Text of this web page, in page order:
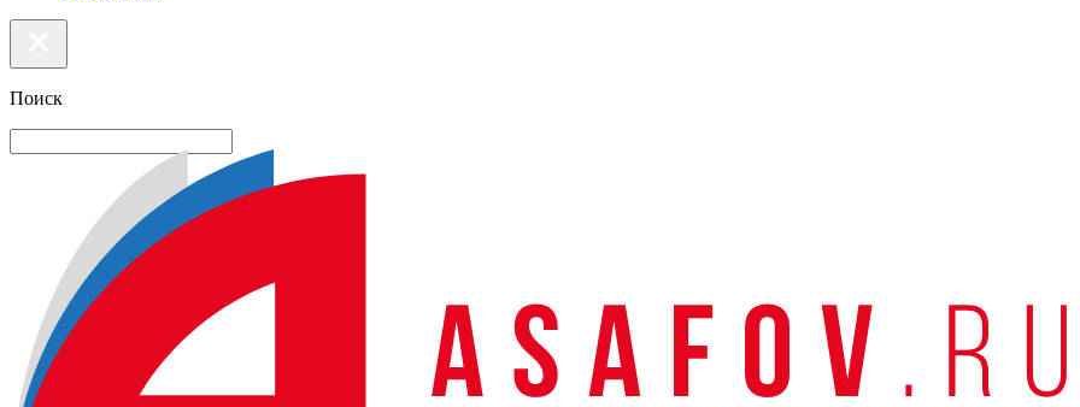
Поиск